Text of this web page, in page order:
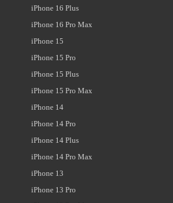
iPhone 16 Plus
iPhone 16 Pro Max
iPhone 15
iPhone 15 Pro
iPhone 15 Plus
iPhone 15 Pro Max
iPhone 14
iPhone 14 Pro
iPhone 14 Plus
iPhone 14 Pro Max
iPhone 13
iPhone 13 Pro